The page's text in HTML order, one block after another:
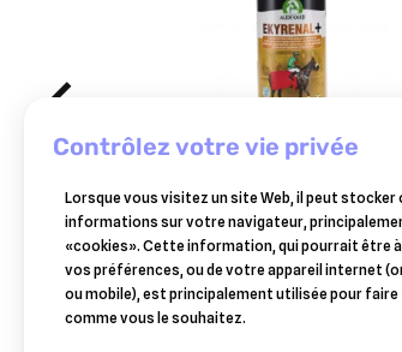
AUDEVARD
ekyrenal plus pour les
de récupération du cheval
ml
23 €
Ajouter au panier
contrôlez votre vie privée
Lorsque vous visitez un site Web, il peut stocker
informations sur votre navigateur,
«cookies». Cette information, qui pourrait être
vos préférences, ou de votre appareil internet
ou mobile), est principalement utilisée pour
comme vous le souhaitez.